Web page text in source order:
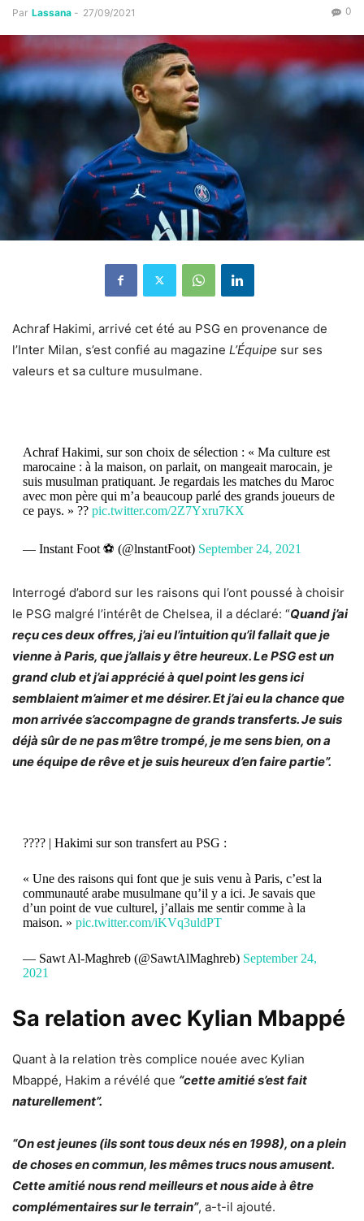
Par Lassana - 27/09/2021 0
Achraf Hakimi, arrivé cet été au PSG en provenance de
l’Inter Milan, s’est confié au magazine L’Équipe sur ses
valeurs et sa culture musulmane.
Achraf Hakimi, sur son choix de sélection : « Ma culture est
marocaine : à la maison, on parlait, on mangeait marocain, je
suis musulman pratiquant. Je regardais les matches du Maroc
avec mon père qui m’a beaucoup parlé des grands joueurs de
ce pays. » ?? pic.twitter.com/2Z7Yxru7KX
— Instant Foot ⚽️ (@lnstantFoot) September 24, 2021
Interrogé d’abord sur les raisons qui l’ont poussé à choisir
le PSG malgré l’intérêt de Chelsea, il a déclaré: “Quand j’ai
reçu ces deux offres, j’ai eu l’intuition qu’il fallait que je
vienne à Paris, que j’allais y être heureux. Le PSG est un
grand club et j’ai apprécié à quel point les gens ici
semblaient m’aimer et me désirer. Et j’ai eu la chance que
mon arrivée s’accompagne de grands transferts. Je suis
déjà sûr de ne pas m’être trompé, je me sens bien, on a
une équipe de rêve et je suis heureux d’en faire partie”.
???? | Hakimi sur son transfert au PSG :
« Une des raisons qui font que je suis venu à Paris, c’est la
communauté arabe musulmane qu’il y a ici. Je savais que
d’un point de vue culturel, j’allais me sentir comme à la
maison. » pic.twitter.com/iKVq3uldPT
— Sawt Al-Maghreb (@SawtAlMaghreb) September 24,
2021
Sa relation avec Kylian Mbappé
Quant à la relation très complice nouée avec Kylian
Mbappé, Hakim a révélé que “cette amitié s’est fait
naturellement”.
“On est jeunes (ils sont tous deux nés en 1998), on a plein
de choses en commun, les mêmes trucs nous amusent.
Cette amitié nous rend meilleurs et nous aide à être
complémentaires sur le terrain”, a-t-il ajouté.